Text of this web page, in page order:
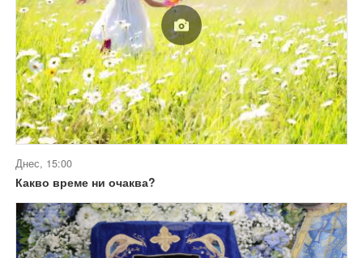
Днес, 15:00
Какво време ни очаква?